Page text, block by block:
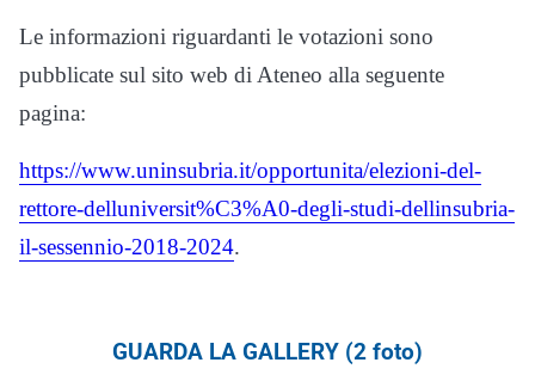
Le informazioni riguardanti le votazioni sono
pubblicate sul sito web di Ateneo alla seguente
pagina:
https://www.uninsubria.it/opportunita/elezioni-del-
rettore-delluniversit%C3%A0-degli-studi-dellinsubria-
il-sessennio-2018-2024.
GUARDA LA GALLERY (2 foto)